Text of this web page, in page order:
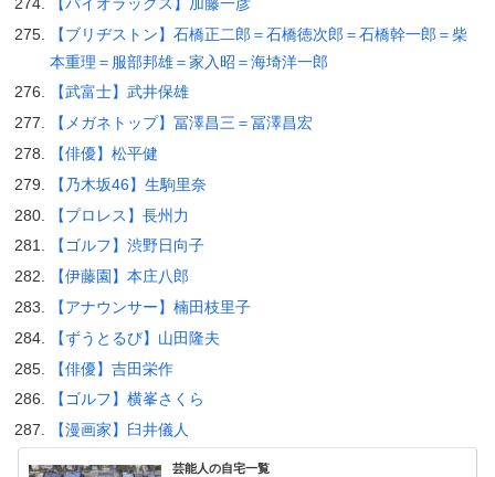
【ブリヂストン】石橋正二郎＝石橋徳次郎＝石橋幹一郎＝柴
本重理＝服部邦雄＝家入昭＝海埼洋一郎
【武富士】武井保雄
【メガネトップ】冨澤昌三＝冨澤昌宏
【俳優】松平健
【乃木坂46】生駒里奈
【プロレス】長州力
【ゴルフ】渋野日向子
【伊藤園】本庄八郎
【アナウンサー】楠田枝里子
【ずうとるび】山田隆夫
【俳優】吉田栄作
【ゴルフ】横峯さくら
【漫画家】臼井儀人
芸能人の自宅一覧